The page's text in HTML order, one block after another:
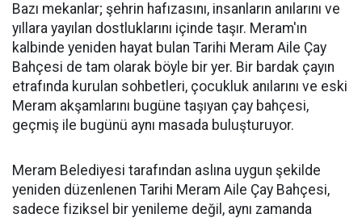
Bazı mekanlar; şehrin hafızasını, insanların anılarını ve
yıllara yayılan dostluklarını içinde taşır. Meram'ın
kalbinde yeniden hayat bulan Tarihi Meram Aile Çay
Bahçesi de tam olarak böyle bir yer. Bir bardak çayın
etrafında kurulan sohbetleri, çocukluk anılarını ve eski
Meram akşamlarını bugüne taşıyan çay bahçesi,
geçmiş ile bugünü aynı masada buluşturuyor.
Meram Belediyesi tarafından aslına uygun şekilde
yeniden düzenlenen Tarihi Meram Aile Çay Bahçesi,
sadece fiziksel bir yenileme değil, aynı zamanda